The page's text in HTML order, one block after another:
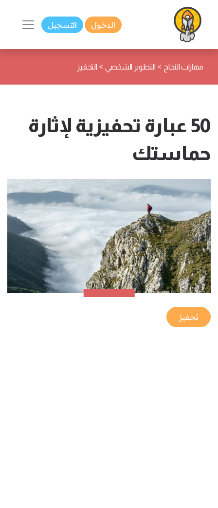
الدخول التسجيل
مهارات النجاح > التطوير الشخصي > التحفيز
50 عبارة تحفيزية لإثارة
حماستك
تحفيز